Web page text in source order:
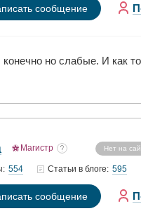
сообщение
конечно но слабые. И как
Магистр Нет на
554 Статьи в блоге: 595
сообщение